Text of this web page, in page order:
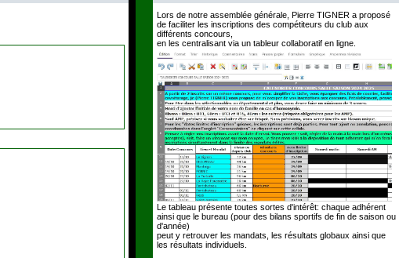
Lors de notre assemblée générale, Pierre TIGNER a proposé
de faciliter les inscriptions des compétiteurs du club aux
différents concours,
en les centralisant via un tableur collaboratif en ligne.
Le tableau présente toutes sortes d'intérêt: chaque adhérent
ainsi que le bureau (pour des bilans sportifs de fin de saison ou
d'année)
peut y retrouver les mandats, les résultats globaux ainsi que
les résultats individuels.